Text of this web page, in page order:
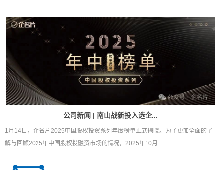
公司新闻 | 南山战新投入选企...
1月14日，企名片2025中国股权投资系列年度榜单正式揭晓。为了更加全面的了
解与回顾2025年中国股权投融资市场的情况，2025年10月...